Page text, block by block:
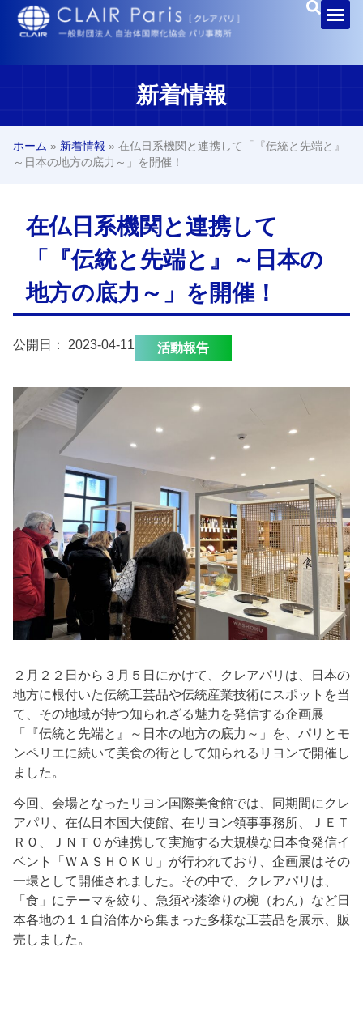
新着情報
ホーム » 新着情報 » 在仏日系機関と連携して「『伝統と先端と』
～日本の地方の底力～」を開催！
在仏日系機関と連携して
「『伝統と先端と』～日本の
地方の底力～」を開催！
公開日： 2023-04-11 活動報告
２月２２日から３月５日にかけて、クレアパリは、日本の
地方に根付いた伝統工芸品や伝統産業技術にスポットを当
て、その地域が持つ知られざる魅力を発信する企画展
「『伝統と先端と』～日本の地方の底力～」を、パリとモ
ンペリエに続いて美食の街として知られるリヨンで開催し
ました。
今回、会場となったリヨン国際美食館では、同期間にクレ
アパリ、在仏日本国大使館、在リヨン領事事務所、ＪＥＴ
ＲＯ、ＪＮＴＯが連携して実施する大規模な日本食発信イ
ベント「ＷＡＳＨＯＫＵ」が行われており、企画展はその
一環として開催されました。その中で、クレアパリは、
「食」にテーマを絞り、急須や漆塗りの椀（わん）など日
本各地の１１自治体から集まった多様な工芸品を展示、販
売しました。